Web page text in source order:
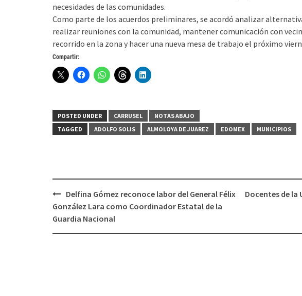
necesidades de las comunidades.
Como parte de los acuerdos preliminares, se acordó analizar
realizar reuniones con la comunidad, mantener comunicación con
recorrido en la zona y hacer una nueva mesa de trabajo el próximo
Compartir:
POSTED UNDER CARRUSEL
NOTAS ABAJO
TAGGED
ADOLFO SOLIS ALMOLOYA DE JUAREZ EDOMEX MUNICIPIOS
Post
navigation
Delfina Gómez reconoce labor del General Félix
González Lara como Coordinador Estatal de la
Guardia Nacional
Docentes de la